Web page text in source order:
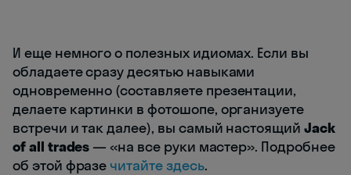
И еще немного о полезных идиомах. Если вы
обладаете сразу десятью навыками
одновременно (составляете презентации,
делаете картинки в фотошопе, организуете
встречи и так далее), вы самый настоящий Jack
of all trades — «на все руки мастер». Подробнее
об этой фразе читайте здесь.